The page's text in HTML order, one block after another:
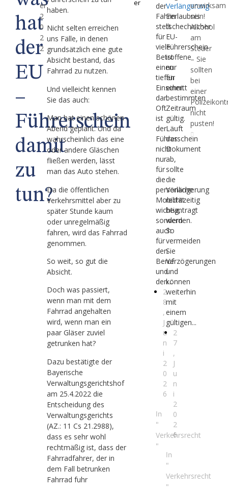
hat
der
EU
–
Führerschein
damit
zu
tun?
er
2
0
2
2
haben.
Nicht selten erreichen
uns Fälle, in denen
grundsätzlich eine gute
Absicht bestand, das
Fahrrad zu nutzen.
Und vielleicht kennen
Sie das auch:
Man hat einen schönen
Abend geplant. Und da
wahrscheinlich das eine
oder andere Gläschen
fließen werden, lässt
man das Auto stehen.
Da die öffentlichen
Verkehrsmittel aber zu
später Stunde kaum
oder unregelmäßig
fahren, wird das Fahrrad
genommen.
So weit, so gut die
Absicht.
Doch was passiert,
wenn man mit dem
Fahrrad angehalten
wird, wenn man ein
paar Gläser zuviel
getrunken hat?
Dazu bestätigte der
Bayerische
Verwaltungsgerichtshof
am 25.4.2022 die
Entscheidung des
Verwaltungsgerichts
(AZ.: 11 Cs 21.2988),
dass es sehr wohl
rechtmäßig ist, dass der
Fahrradfahrer, der in
dem Fall betrunken
Fahrrad fuhr
er
der
Fahrerlaubnis
stellt
für
viele
Betroffene
einen
tiefen
Einschnitt
dar.
Oft
ist
der
Führerschein
nicht
nur
für
die
persönliche
Mobilität
wichtig,
sondern
auch
für
den
Beruf
und
den...
2
8
,
J
u
n
i
2
0
2
6
In
"
Verkehrsrecht
"
Verlängerung
Ein
tschechischer
EU-
Führerschein
ist
nur
für
einen
bestimmten
Zeitraum
gültig.
Läuft
das
Dokument
ab,
sollte
die
Verlängerung
rechtzeitig
beantragt
werden.
So
vermeiden
Sie
Verzögerungen
und
können
weiterhin
mit
einem
gültigen...
2
7
,
J
u
n
i
2
0
2
6
In
"
Verkehrsrecht
"
unwirksam
sein!
Alkohol
am
Steuer
– Sie
sollten
bei
einer
nicht
pusten!